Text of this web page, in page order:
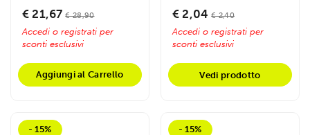
recupero muscolare,...
€ 21,67 € 28,90
Accedi o registrati per
sconti esclusivi
Aggiungi al Carrello
€ 2,04 € 2,40
Accedi o registrati per
sconti esclusivi
Vedi prodotto
- 15% - 15%